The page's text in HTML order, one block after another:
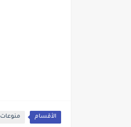
الأقسام منوعات